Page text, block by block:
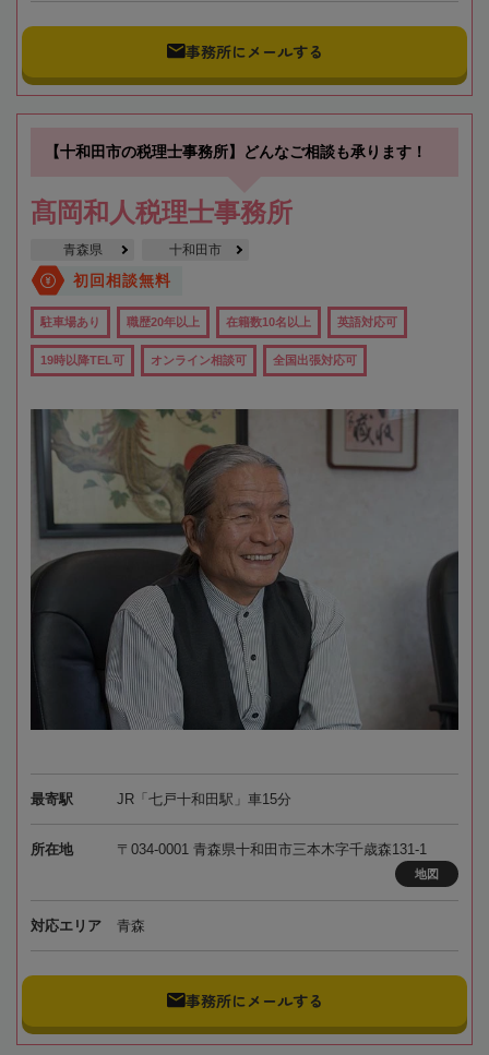
事務所にメールする
【十和田市の税理士事務所】どんなご相談も承ります！
髙岡和人税理士事務所
青森県 十和田市
初回相談無料
駐車場あり 職歴20年以上 在籍数10名以上 英語対応可
19時以降TEL可 オンライン相談可 全国出張対応可
最寄駅 JR「七戸十和田駅」車15分
所在地 〒034-0001 青森県十和田市三本木字千歳森131-1
地図
対応エリア 青森
事務所にメールする